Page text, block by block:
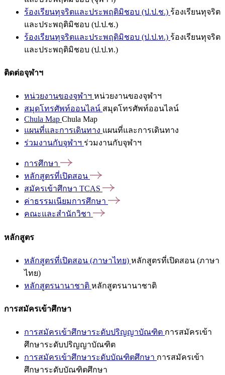
ร้องเรียนทุจริตและประพฤติมิชอบ (ป.ป.ช.) ร้องเรียนทุจริต
และประพฤติมิชอบ (ป.ป.ช.)
ร้องเรียนทุจริตและประพฤติมิชอบ (ป.ป.ท.) ร้องเรียนทุจริต
และประพฤติมิชอบ (ป.ป.ท.)
ติดต่อจุฬาฯ
หน่วยงานของจุฬาฯ หน่วยงานของจุฬาฯ
สมุดโทรศัพท์ออนไลน์ สมุดโทรศัพท์ออนไลน์
Chula Map Chula Map
แผนที่และการเดินทาง แผนที่และการเดินทาง
ร่วมงานกับจุฬาฯ ร่วมงานกับจุฬาฯ
การศึกษา
หลักสูตรที่เปิดสอน
สมัครเข้าศึกษา TCAS
ค่าธรรมเนียมการศึกษา
คณะและสำนักวิชา
หลักสูตร
หลักสูตรที่เปิดสอน (ภาษาไทย) หลักสูตรที่เปิดสอน (ภาษา
ไทย)
หลักสูตรนานาชาติ หลักสูตรนานาชาติ
การสมัครเข้าศึกษา
การสมัครเข้าศึกษาระดับปริญญาบัณฑิต การสมัครเข้า
ศึกษาระดับปริญญาบัณฑิต
การสมัครเข้าศึกษาระดับบัณฑิตศึกษา การสมัครเข้า
ศึกษาระดับบัณฑิตศึกษา